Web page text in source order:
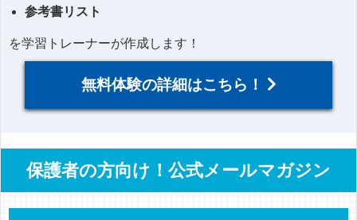
参考書リスト
を学習トレーナーが作成します！
無料体験の詳細はこちら！
保護者の方向け！公式メールマガジン